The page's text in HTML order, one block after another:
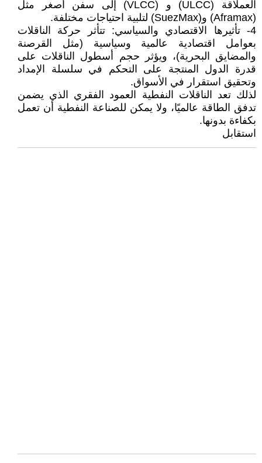
العملاقة (ULCC) و (VLCC) إلى سفن أصغر مثل
(Aframax) و(SuezMax) لتلبية احتياجات مختلفة.
4- تأثيرها الاقتصادي والسياسي: تتأثر حركة الناقلات
بعوامل اقتصادية عالمية وسياسية (مثل القرصنة
والمضايق البحرية)، ويؤثر حجم أسطول الناقلات على
قدرة الدول المنتجة على التحكم في سلسلة الإمداد
وتحقيق استقرار في الأسواق.
لذلك تعد الناقلات النفطية العمود الفقري الذي يضمن
تدفق الطاقة عالميًا، ولا يمكن للصناعة النفطية أن تعمل
بكفاءة بدونها.
استقابل